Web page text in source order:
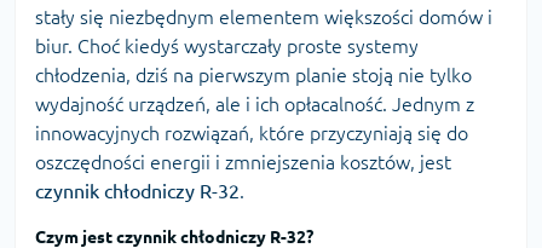
stały się niezbędnym elementem większości domów i
biur. Choć kiedyś wystarczały proste systemy
chłodzenia, dziś na pierwszym planie stoją nie tylko
wydajność urządzeń, ale i ich opłacalność. Jednym z
innowacyjnych rozwiązań, które przyczyniają się do
oszczędności energii i zmniejszenia kosztów, jest
czynnik chłodniczy R-32
Czym jest czynnik chłodniczy R-32?